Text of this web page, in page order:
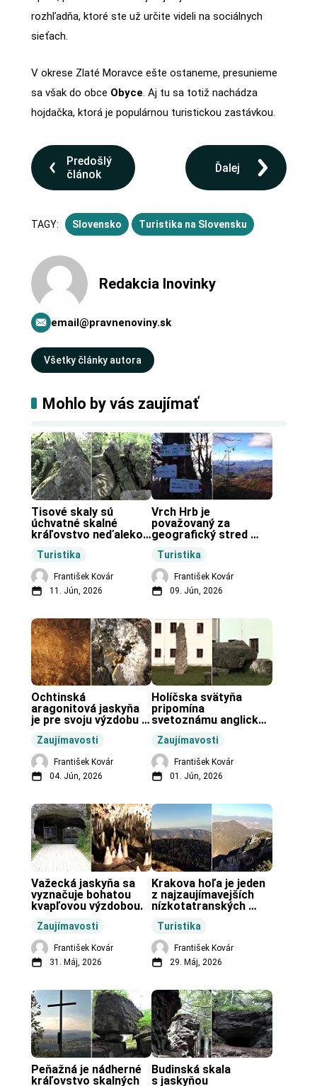
rozhľadňa, ktoré ste už určite videli na sociálnych
sieťach.
V okrese Zlaté Moravce ešte ostaneme, presunieme
sa však do obce Obyce. Aj tu sa totiž nachádza
hojdačka, ktorá je populárnou turistickou zastávkou.
Predošlý
článok
Ďalej
TAGY: Slovensko Turistika na Slovensku
Redakcia Inovinky
email@pravnenoviny.sk
Všetky články autora
Mohlo by vás zaujímať
Turistika
Tisové skaly sú
úchvatné skalné
kráľovstvo neďaleko
František Kovár
11. Jún, 2026
Turistika
Vrch Hrb je
považovaný za
geografický stred
František Kovár
09. Jún, 2026
Zaujímavosti
Ochtinská
aragonitová jaskyňa
je pre svoju výzdobu
vo svete.
František Kovár
04. Jún, 2026
Zaujímavosti
Holíčska svätyňa
pripomína
svetoznámu anglickú
František Kovár
01. Jún, 2026
Zaujímavosti
Važecká jaskyňa sa
vyznačuje bohatou
kvapľovou výzdobou.
František Kovár
31. Máj, 2026
Turistika
Krakova hoľa je jeden
z najzaujímavejších
nízkotatranských
František Kovár
29. Máj, 2026
Peňažná je nádherné
kráľovstvo skalných
Budinská skala
s jaskyňou